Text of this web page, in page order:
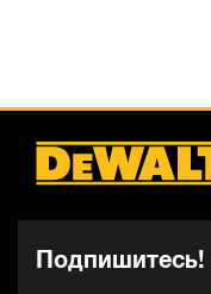
Подпишитесь!